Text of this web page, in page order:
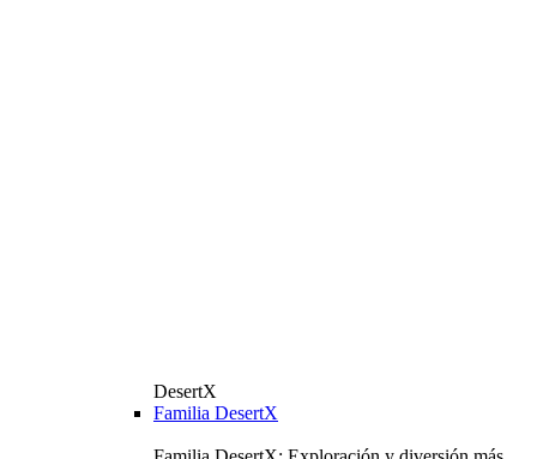
DesertX
Familia DesertX